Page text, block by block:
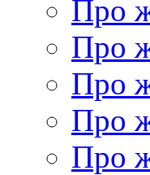
Про
Про
Про
Про
Про